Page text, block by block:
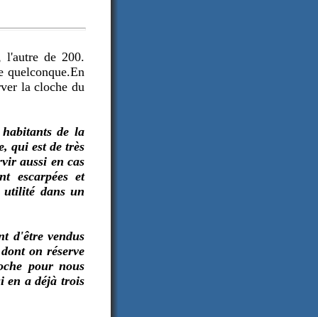
l'autre de 200.
quelconque.En
la cloche du
de la
qui est de très
aussi en cas
escarpées et
utilité dans un
d'être vendus
on réserve
pour nous
en a déjà trois